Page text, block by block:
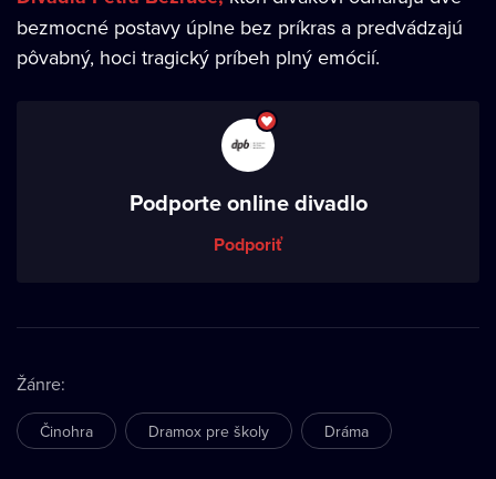
bezmocné postavy úplne bez príkras a predvádzajú
pôvabný, hoci tragický príbeh plný emócií.
Podporte online divadlo
Podporiť
Žánre:
Činohra Dramox pre školy Dráma